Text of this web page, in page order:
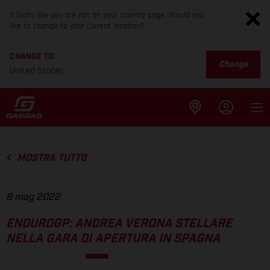
It looks like you are not on your country page. Would you
like to change to your current location?
CHANGE TO
United States
Change
MOSTRA TUTTO
8 mag 2022
ENDUROGP: ANDREA VERONA STELLARE
NELLA GARA DI APERTURA IN SPAGNA